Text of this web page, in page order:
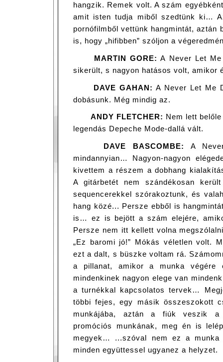
hangzik. Remek volt. A szám
amit isten tudja miből szedtünk ki…
pornófilmből vettünk hangmintát, aztán
is, hogy „hifibben” szóljon a
MARTIN GORE: A Never Let
sikerült, s nagyon hatásos volt, amikor
DAVE GAHAN: A Never Let Me
dobásunk. Még mindig az.
ANDY FLETCHER: Nem lett
legendás Depeche Mode-dallá vált.
DAVE BASCOMBE:
A
mindannyian… Nagyon-nagyon
kivettem a részem a dobhang
A gitárbetét nem szándékosan
sequencerekkel szórakoztunk, és
hang közé... Persze ebből is
is… ez is bejött a szám elejére,
Persze nem itt kellett volna
„Ez baromi jó!” Mókás véletlen volt.
ezt a dalt, s büszke voltam rá.
a pillanat, amikor a munka végére
mindenkinek nagyon elege van
a turnékkal kapcsolatos tervek…
többi fejes, egy másik összeszokott
munkájába, aztán a fiúk veszik a
promóciós munkának, meg én is
megyek… ...szóval nem ez a munka
minden együttessel ugyanez a helyzet.